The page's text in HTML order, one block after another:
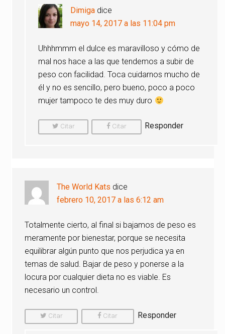
Dimiga dice
mayo 14, 2017 a las 11:04 pm
Uhhhmmm el dulce es maravilloso y cómo de
mal nos hace a las que tendemos a subir de
peso con facilidad. Toca cuidarnos mucho de
él y no es sencillo, pero bueno, poco a poco
mujer tampoco te des muy duro
Citar
Comentario
Citar
Comentario
Responder
The World Kats dice
febrero 10, 2017 a las 6:12 am
Totalmente cierto, al final si bajamos de peso es
meramente por bienestar, porque se necesita
equilibrar algún punto que nos perjudica ya en
temas de salud. Bajar de peso y ponerse a la
locura por cualquier dieta no es viable. Es
necesario un control.
Citar
Comentario
Citar
Comentario
Responder